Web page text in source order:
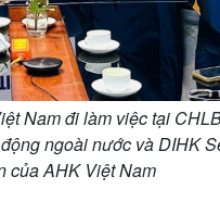
Nam đi làm việc tại
ngoài nước và DIHK
của AHK Việt Nam